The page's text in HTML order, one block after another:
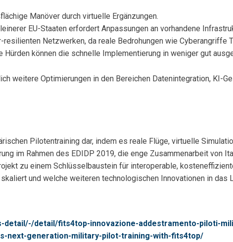
Manöver durch virtuelle Ergänzungen.
EU-Staaten erfordert Anpassungen an vorhandene
resilienten Netzwerken, da reale Bedrohungen wie Cyberangriffe
Hürden können die schnelle Implementierung in weniger gut
weitere Optimierungen in den Bereichen Datenintegration, KI-
Pilotentraining dar, indem es reale Flüge, virtuelle
im Rahmen des EDIDP 2019, die enge Zusammenarbeit von
zu einem Schlüsselbaustein für interoperable,
und welche weiteren technologischen Innovationen in das
detail/-/detail/fits4top-innovazione-addestramento-piloti-
next-generation-military-pilot-training-with-fits4top/